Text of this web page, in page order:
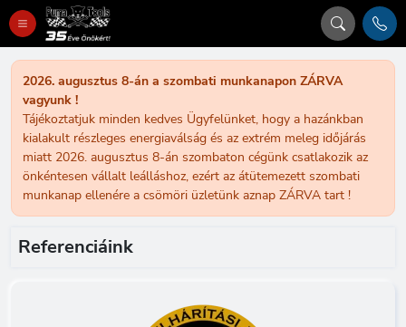
2026. augusztus 8-án a szombati munkanapon ZÁRVA
vagyunk !
Tájékoztatjuk minden kedves Ügyfelünket, hogy a hazánkban
kialakult részleges energiaválság és az extrém meleg időjárás
miatt 2026. augusztus 8-án szombaton cégünk csatlakozik az
önkéntesen vállalt leálláshoz, ezért az átütemezett szombati
munkanap ellenére a csömöri üzletünk aznap ZÁRVA tart !
Referenciáink